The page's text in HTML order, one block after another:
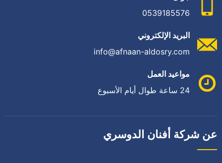
0539185576
البريد الإلكتروني
info@afnaan-aldosry.com
مواعيد العمل
24 ساعة طوال أيام الأسبوع
عن شركة أفنان الدوسري